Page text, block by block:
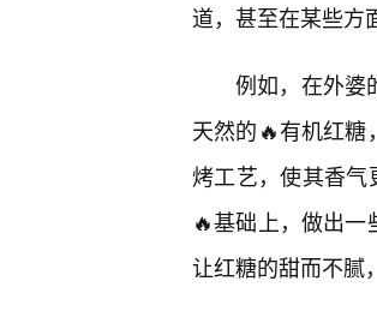
道，甚至在某些方
例如，在外婆
天然的🔥有机红
烤工艺，使其香气
🔥基础上，做出一
让红糖的甜而不腻